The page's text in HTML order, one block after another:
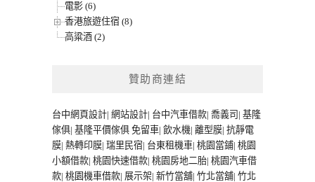
電影 (6)
香港旅遊住宿 (8)
高粱酒 (2)
贊助商連結
台中網頁設計| 網站設計| 台中汽車借款| 喬義司 | 基隆
傢俱| 基隆平價傢俱 免留車| 飲水機| 離型膜| 抗靜電
膜| 熱轉印膜| 瑞里民宿| 台東租機車| 桃園當鋪| 桃園
小額借款| 桃園快速借款| 桃園房地二胎| 桃園汽車借
款| 桃園機車借款| 展示架| 新竹當舖| 竹北當舖| 竹北